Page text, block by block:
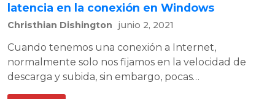
latencia en la conexión en Windows
Christhian Dishington junio 2, 2021
Cuando tenemos una conexión a Internet,
normalmente solo nos fijamos en la velocidad de
descarga y subida, sin embargo, pocas…